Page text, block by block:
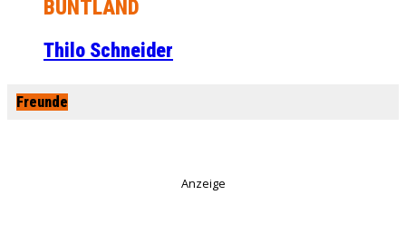
BUNTLAND
Thilo Schneider
Freunde
Anzeige